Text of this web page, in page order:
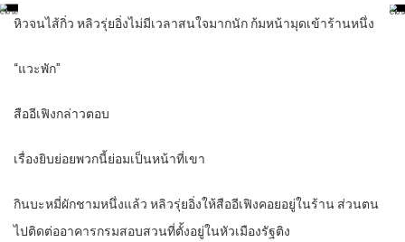
หิวจนไส้กิ่ว หลิวรุ่ยอิ่งไม่มีเวลาสนใจมากนัก ก้มหน้ามุดเข้าร้านหนึ่ง
“แวะพัก”
สืออีเฟิงกล่าวตอบ
เรื่องยิบย่อยพวกนี้ย่อมเป็นหน้าที่เขา
กินบะหมี่ผักชามหนึ่งแล้ว หลิวรุ่ยอิ่งให้สืออีเฟิงคอยอยู่ในร้าน ส่วนตน
ไปติดต่ออาคารกรมสอบสวนที่ตั้งอยู่ในหัวเมืองรัฐติง